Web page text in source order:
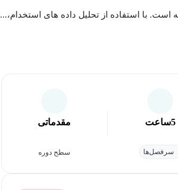
است. با استفاده از تحلیل داده های استخدام،...
5ساعت
سرفصل‌ها
مقدماتی
سطح دوره